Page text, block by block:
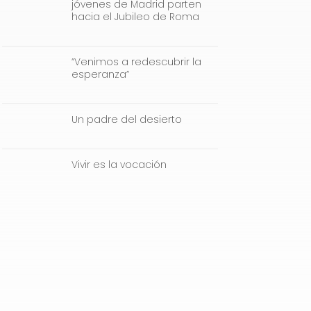
jóvenes de Madrid parten
hacia el Jubileo de Roma
“Venimos a redescubrir la
esperanza”
Un padre del desierto
Vivir es la vocación